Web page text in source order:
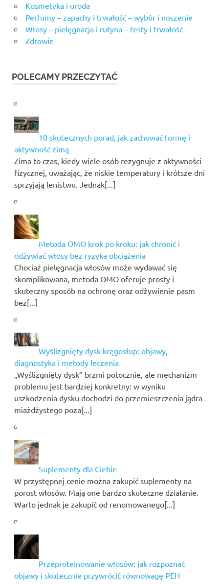
Kosmetyka i uroda
Perfumy – zapachy i trwałość – wybór i noszenie
Włosy – pielęgnacja i rutyna – testy i trwałość
Zdrowie
POLECAMY PRZECZYTAĆ
10 skutecznych porad, jak zachować formę i
aktywność zimą
Zima to czas, kiedy wiele osób rezygnuje z aktywności
fizycznej, uważając, że niskie temperatury i krótsze dni
sprzyjają lenistwu. Jednak[...]
Metoda OMO krok po kroku: jak chronić i
odżywiać włosy bez ryzyka obciążenia
Chociaż pielęgnacja włosów może wydawać się
skomplikowana, metoda OMO oferuje prosty i
skuteczny sposób na ochronę oraz odżywienie pasm
bez[...]
Wyślizgnięty dysk kręgosłup: objawy,
diagnostyka i metody leczenia
„Wyślizgnięty dysk” brzmi potocznie, ale mechanizm
problemu jest bardziej konkretny: w wyniku
uszkodzenia dysku dochodzi do przemieszczenia jądra
miażdżystego poza[...]
Suplementy dla Ciebie
W przystępnej cenie można zakupić suplementy na
porost włosów. Mają one bardzo skuteczne działanie.
Warto jednak je zakupić od renomowanego[...]
Przeproteinowanie włosów: jak rozpoznać
objawy i skutecznie przywrócić równowagę PEH